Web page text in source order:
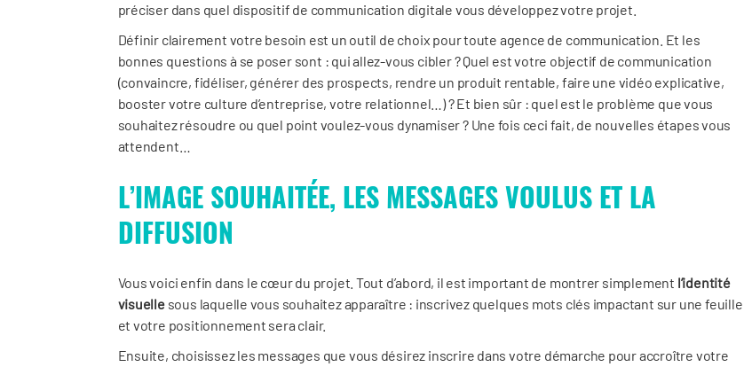
préciser dans quel dispositif de communication digitale vous développez votre projet.
Définir clairement votre besoin est un outil de choix pour toute agence de communication. Et les
bonnes questions à se poser sont : qui allez-vous cibler ? Quel est votre objectif de communication
(convaincre, fidéliser, générer des prospects, rendre un produit rentable, faire une vidéo explicative,
booster votre culture d’entreprise, votre relationnel…) ? Et bien sûr : quel est le problème que vous
souhaitez résoudre ou quel point voulez-vous dynamiser ? Une fois ceci fait, de nouvelles étapes vous
attendent…
L’IMAGE SOUHAITÉE, LES MESSAGES VOULUS ET LA
DIFFUSION
Vous voici enfin dans le cœur du projet. Tout d’abord, il est important de montrer simplement l’identité
visuellesous laquelle vous souhaitez apparaître : inscrivez quelques mots clés impactant sur une feuille
et votre positionnement sera clair.
Ensuite, choisissez les messages que vous désirez inscrire dans votre démarche pour accroître votre